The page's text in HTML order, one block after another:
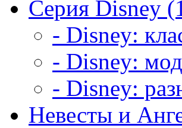
Серия Disney
- Disney:
- Disney:
- Disney:
Невесты и